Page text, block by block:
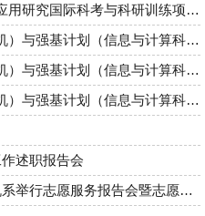
2020中德跨文化社会计算理论与应用研究国际科考与科研训练项目全...
2020年南京大学拔尖计划（计算机）与强基计划（信息与计算科学）...
2020年南京大学拔尖计划（计算机）与强基计划（信息与计算科学）...
2020年南京大学拔尖计划（计算机）与强基计划（信息与计算科学）...
述职报告会
“志愿服务，你我同行”——计算机系举行志愿服务报告会暨志愿活动...